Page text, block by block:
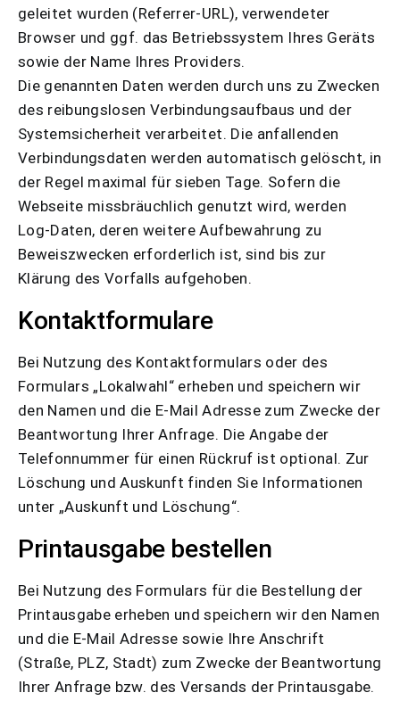
geleitet wurden (Referrer-URL), verwendeter
Browser und ggf. das Betriebssystem Ihres Geräts
sowie der Name Ihres Providers.
Die genannten Daten werden durch uns zu Zwecken
des reibungslosen Verbindungsaufbaus und der
Systemsicherheit verarbeitet. Die anfallenden
Verbindungsdaten werden automatisch gelöscht, in
der Regel maximal für sieben Tage. Sofern die
Webseite missbräuchlich genutzt wird, werden
Log-Daten, deren weitere Aufbewahrung zu
Beweiszwecken erforderlich ist, sind bis zur
Klärung des Vorfalls aufgehoben.
Kontaktformulare
Bei Nutzung des Kontaktformulars oder des
Formulars „Lokalwahl“ erheben und speichern wir
den Namen und die E-Mail Adresse zum Zwecke der
Beantwortung Ihrer Anfrage. Die Angabe der
Telefonnummer für einen Rückruf ist optional. Zur
Löschung und Auskunft finden Sie Informationen
unter „Auskunft und Löschung“.
Printausgabe bestellen
Bei Nutzung des Formulars für die Bestellung der
Printausgabe erheben und speichern wir den Namen
und die E-Mail Adresse sowie Ihre Anschrift
(Straße, PLZ, Stadt) zum Zwecke der Beantwortung
Ihrer Anfrage bzw. des Versands der Printausgabe.